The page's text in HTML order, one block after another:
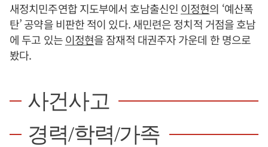
새정치민주연합 지도부에서 호남출신인 이정현의 ‘예산폭
탄’ 공약을 비판한 적이 있다. 새민련은 정치적 거점을 호남
에 두고 있는이정현을 잠재적 대권주자 가운데 한 명으로
봤다.
사건사고
경력/학력/가족